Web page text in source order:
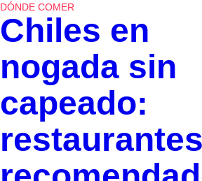
DÓNDE COMER
Chiles en
nogada sin
capeado: